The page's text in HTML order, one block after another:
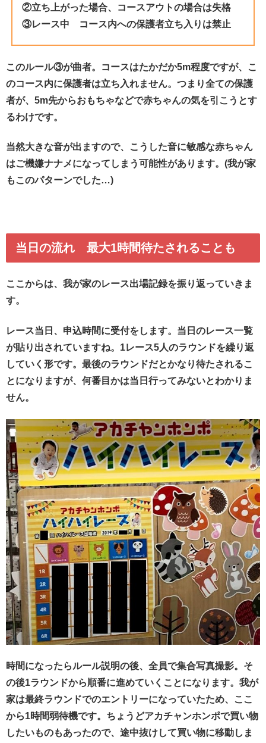
②立ち上がった場合、コースアウトの場合は失格
③レース中 コース内への保護者立ち入りは禁止
このルール③が曲者。コースはたかだか5m程度ですが、こ
のコース内に保護者は立ち入れません。つまり全ての保護
者が、5m先からおもちゃなどで赤ちゃんの気を引こうとす
るわけです。
当然大きな音が出ますので、こうした音に敏感な赤ちゃん
はご機嫌ナナメになってしまう可能性があります。(我が家
もこのパターンでした…)
当日の流れ 最大1時間待たされることも
ここからは、我が家のレース出場記録を振り返っていきま
す。
レース当日、申込時間に受付をします。当日のレース一覧
が貼り出されていますね。1レース5人のラウンドを繰り返
していく形です。最後のラウンドだとかなり待たされるこ
とになりますが、何番目かは当日行ってみないとわかりま
せん。
時間になったらルール説明の後、全員で集合写真撮影。そ
の後1ラウンドから順番に進めていくことになります。我が
家は最終ラウンドでのエントリーになっていたため、ここ
から1時間弱待機です。ちょうどアカチャンホンポで買い物
したいものもあったので、途中抜けして買い物に移動しま